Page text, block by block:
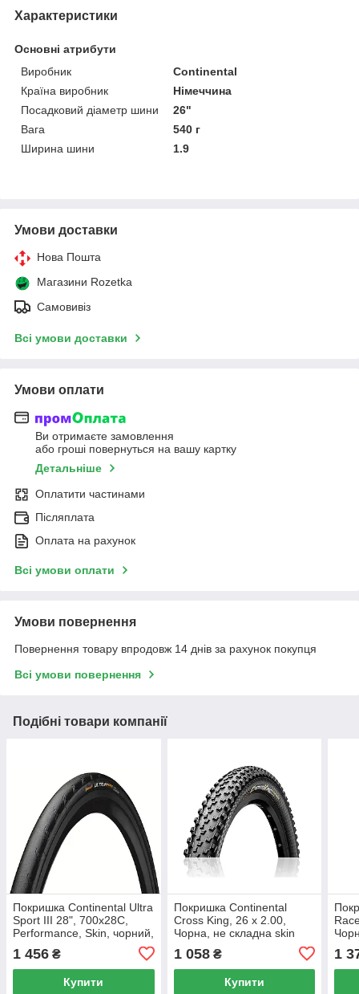
Характеристики
Основні атрибути
Виробник
Continental
Країна виробник
Німеччина
Посадковий діаметр шини
26"
Вага
540 г
Ширина шини
1.9
Умови доставки
Нова Пошта
Магазини Rozetka
Самовивіз
Всі умови доставки
Умови оплати
Ви отримаєте замовлення
або гроші повернуться на вашу картку
Детальніше
Оплатити частинами
Післяплата
Оплата на рахунок
Всі умови оплати
Умови повернення
Повернення товару впродовж 14 днів за рахунок покупця
Всі умови повернення
Подібні товари компанії
Покришка Continental Ultra
Sport III 28", 700x28C,
Performance, Skin, чорний,
1 456 ₴
Купити
Покришка Continental
Cross King, 26 x 2.00,
Чорна, не складна skin
1 058₴
Купити
1